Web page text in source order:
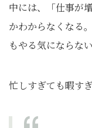
中には、「仕事が
かわからなくなる
もやる気にならな
忙しすぎても暇す